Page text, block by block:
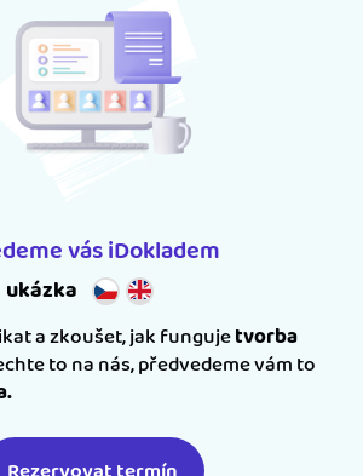
vás iDokladem
a zkoušet, jak fungujetvorba
to na nás, předvedeme vám to